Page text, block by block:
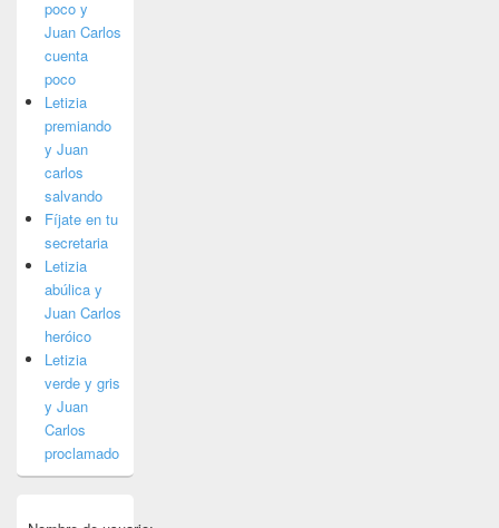
poco y
Juan Carlos
cuenta
poco
Letizia
premiando
y Juan
carlos
salvando
Fíjate en tu
secretaria
Letizia
abúlica y
Juan Carlos
heróico
Letizia
verde y gris
y Juan
Carlos
proclamado